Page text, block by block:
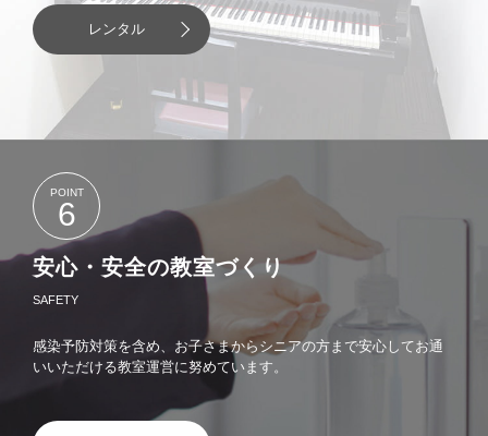
レンタル
POINT
6
安心・安全の教室づくり
SAFETY
感染予防対策を含め、お子さまからシニアの方まで安心してお通
いいただける教室運営に努めています。